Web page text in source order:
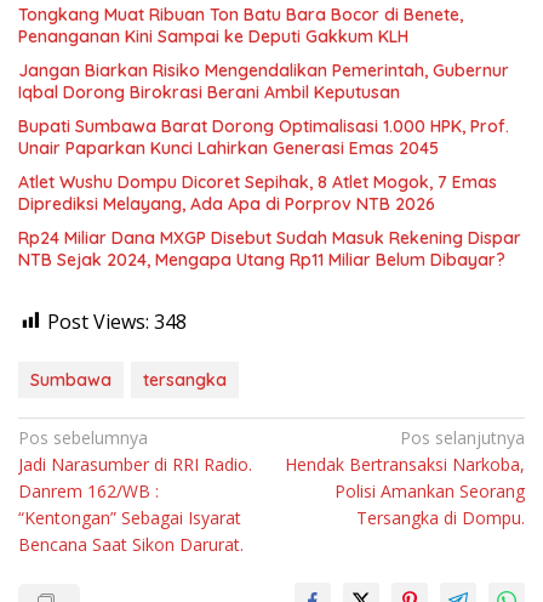
Tongkang Muat Ribuan Ton Batu Bara Bocor di Benete,
Penanganan Kini Sampai ke Deputi Gakkum KLH
Jangan Biarkan Risiko Mengendalikan Pemerintah, Gubernur
Iqbal Dorong Birokrasi Berani Ambil Keputusan
Bupati Sumbawa Barat Dorong Optimalisasi 1.000 HPK, Prof.
Unair Paparkan Kunci Lahirkan Generasi Emas 2045
Atlet Wushu Dompu Dicoret Sepihak, 8 Atlet Mogok, 7 Emas
Diprediksi Melayang, Ada Apa di Porprov NTB 2026
Rp24 Miliar Dana MXGP Disebut Sudah Masuk Rekening Dispar
NTB Sejak 2024, Mengapa Utang Rp11 Miliar Belum Dibayar?
Post Views: 348
Sumbawa tersangka
Navigasi
pos
Pos sebelumnya
Jadi Narasumber di RRI Radio.
Danrem 162/WB :
“Kentongan” Sebagai Isyarat
Bencana Saat Sikon Darurat.
Pos selanjutnya
Hendak Bertransaksi Narkoba,
Polisi Amankan Seorang
Tersangka di Dompu.